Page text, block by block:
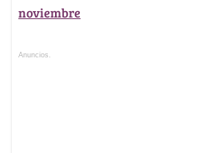
noviembre
Anuncios.